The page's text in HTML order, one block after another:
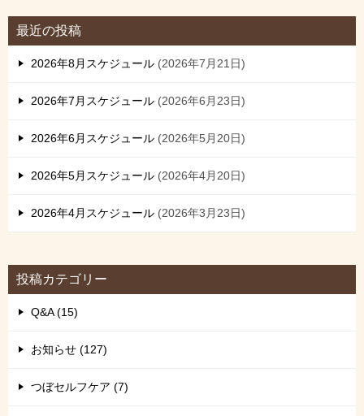
ビ
ゲ
ー
シ
最近の投稿
2026年8月スケジュール 2026年7月21日
2026年7月スケジュール 2026年6月23日
2026年6月スケジュール 2026年5月20日
2026年5月スケジュール 2026年4月20日
2026年4月スケジュール 2026年3月23日
投稿カテゴリー
Q&A (15)
お知らせ (127)
つぼセルフケア (7)